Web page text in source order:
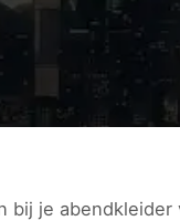
je abendkleider